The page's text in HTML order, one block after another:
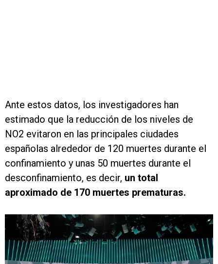
Ante estos datos, los investigadores han
estimado que la reducción de los niveles de
NO2 evitaron en las principales ciudades
españolas alrededor de 120 muertes durante el
confinamiento y unas 50 muertes durante el
desconfinamiento, es decir, un total
aproximado de 170 muertes prematuras.